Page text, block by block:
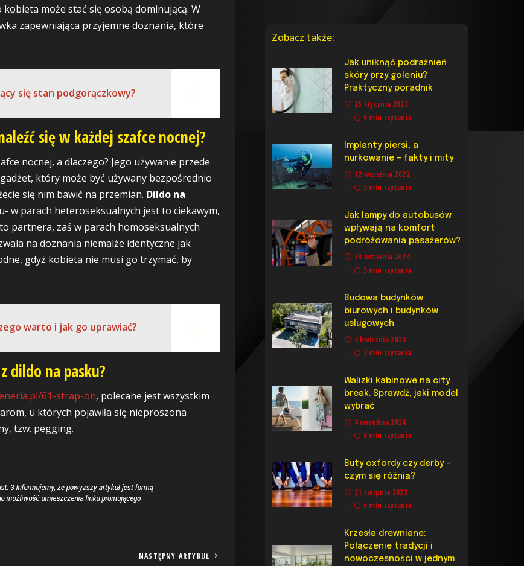
może stać się osobą dominującą. W
zapewniająca przyjemne doznania, które
się stan podgorączkowy?
się w każdej szafce nocnej?
nocnej, a dlaczego? Jego używanie przede
który może być używany bezpośrednio
się nim bawić na przemian. Dildo na
w parach heteroseksualnych jest to ciekawym,
partnera, zaś w parach homoseksualnych
na doznania niemalże identyczne jak
gdyż kobieta nie musi go trzymać, by
warto i jak go uprawiać?
dildo na pasku?
61-strap-on, polecane jest wszystkim
u których pojawiła się nieproszona
tzw. pegging.
NASTĘPNY ARTYKUŁ
Zobacz także:
Jak uniknąć podrażnień
skóry przy goleniu?
Praktyczny poradnik
25 stycznia 2023
6 min czytania
Implanty piersi, a
nurkowanie – fakty i mity
12 września 2022
3 min czytania
Jak lampy do autobusów
wpływają na komfort
podróżowania pasażerów?
23 września 2024
3 min czytania
Budowa budynków
biurowych i budynków
usługowych
3 kwietnia 2023
3 min czytania
Walizki kabinowe na city
break. Sprawdź, jaki model
wybrać
4 września 2024
6 min czytania
Buty oxfordy czy derby –
czym się różnią?
21 sierpnia 2023
6 min czytania
Krzesła drewniane:
Połączenie tradycji i
nowoczesności w jednym